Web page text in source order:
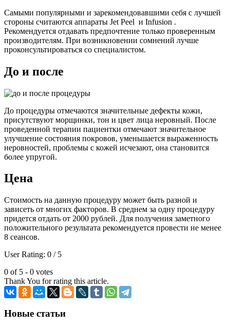
Самыми популярными и зарекомендовавшими себя с лучшей
стороны считаются аппараты Jet Peel и Infusion .
Рекомендуется отдавать предпочтение только проверенным
производителям. При возникновении сомнений лучше
проконсультироваться со специалистом.
До и после
До процедуры отмечаются значительные дефекты кожи,
присутствуют морщинки, тон и цвет лица неровный. После
проведенной терапии пациентки отмечают значительное
улучшение состояния покровов, уменьшается выраженность
неровностей, проблемы с кожей исчезают, она становится
более упругой.
Цена
Стоимость на данную процедуру может быть разной и
зависеть от многих факторов. В среднем за одну процедуру
придется отдать от 2000 рублей. Для получения заметного
положительного результата рекомендуется провести не менее
8 сеансов.
User Rating: 0 / 5
0 of 5 - 0 votes
Thank You for rating this article.
Новые статьи